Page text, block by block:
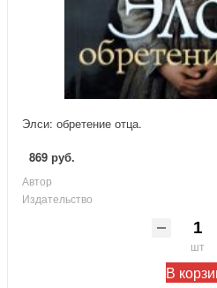
Элси: обретение отца.
869 руб.
Автор
Издательство
шт
В